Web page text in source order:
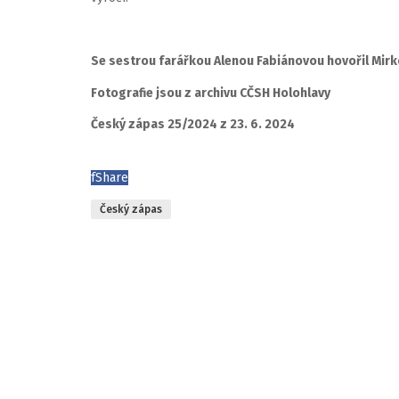
Se sestrou farářkou Alenou Fabiánovou hovořil
Fotografie jsou z archivu CČSH Holohlavy
Český zápas 25/2024 z 23. 6. 2024
fShare
Český zápas